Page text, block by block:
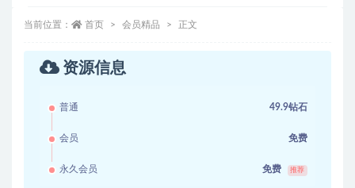
当前位置： 首页 会员精品 正文
资源信息
普通 49.9钻石
会员 免费
永久会员 免费 推荐